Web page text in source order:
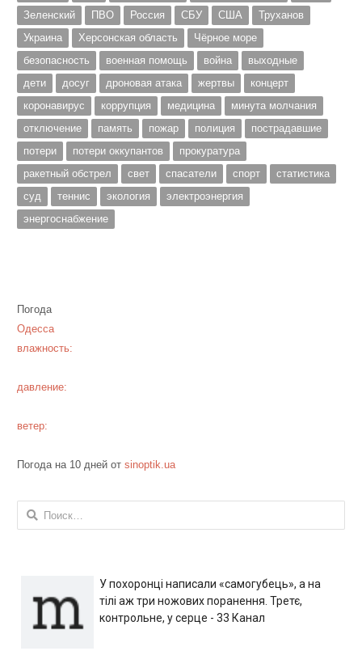
Зеленский
ПВО Россия СБУ США
Труханов
Украина
Херсонская область
Чёрное море
безопасность
военная помощь война
выходные
дети
досуг дроновая атака жертвы
концерт
коронавирус
коррупция медицина
минута молчания
отключение
память пожар полиция
пострадавшие
потери
потери оккупантов
прокуратура
ракетный обстрел
свет спасатели спорт
статистика
суд
теннис экология
электроэнергия
энергоснабжение
Погода
Одесса
влажность:
давление:
ветер:
Погода на 10 дней от sinoptik.ua
Найти:
У похоронці написали «самогубець», а на
тілі аж три ножових поранення. Третє,
контрольне, у серце - 33 Канал